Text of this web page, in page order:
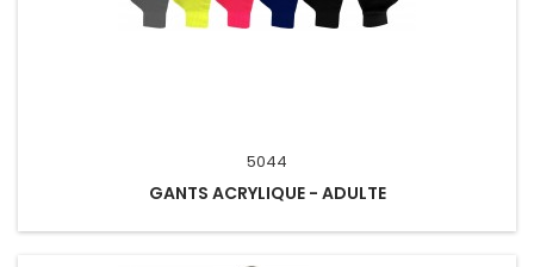
5044
GANTS ACRYLIQUE - ADULTE